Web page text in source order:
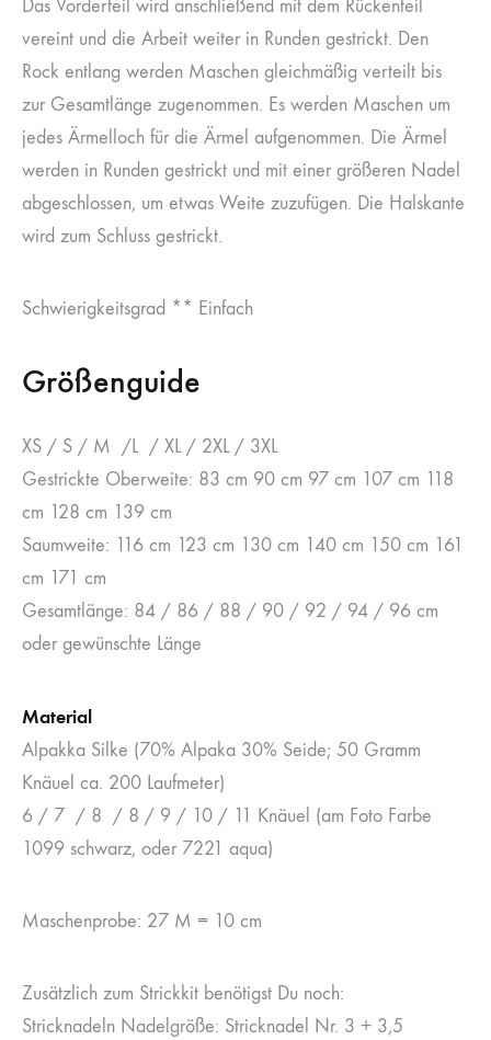
Das Vorderteil wird anschließend mit dem Rückenteil
vereint und die Arbeit weiter in Runden gestrickt. Den
Rock entlang werden Maschen gleichmäßig verteilt bis
zur Gesamtlänge zugenommen. Es werden Maschen um
jedes Ärmelloch für die Ärmel aufgenommen. Die Ärmel
werden in Runden gestrickt und mit einer größeren Nadel
abgeschlossen, um etwas Weite zuzufügen. Die Halskante
wird zum Schluss gestrickt.
Schwierigkeitsgrad ** Einfach
Größenguide
XS / S / M /L / XL / 2XL / 3XL
Gestrickte Oberweite: 83 cm 90 cm 97 cm 107 cm 118
cm 128 cm 139 cm
Saumweite: 116 cm 123 cm 130 cm 140 cm 150 cm 161
cm 171 cm
Gesamtlänge: 84 / 86 / 88 / 90 / 92 / 94 / 96 cm
oder gewünschte Länge
Material
Alpakka Silke (70% Alpaka 30% Seide; 50 Gramm
Knäuel ca. 200 Laufmeter)
6 / 7 / 8 / 8 / 9 / 10 / 11 Knäuel (am Foto Farbe
1099 schwarz, oder 7221 aqua)
Maschenprobe: 27 M = 10 cm
Zusätzlich zum Strickkit benötigst Du noch:
Stricknadeln Nadelgröße: Stricknadel Nr. 3 + 3,5